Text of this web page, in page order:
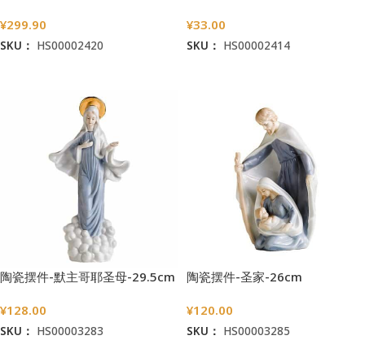
¥299.90
SKU： HS00002420
¥33.00
SKU： HS00002414
陶瓷摆件-默主哥耶圣母-29.5cm
¥128.00
SKU： HS00003283
陶瓷摆件-圣家-26cm
¥120.00
SKU： HS00003285